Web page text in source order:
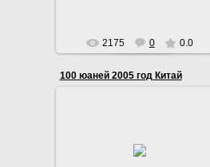
2175 0 0.0
100 юаней 2005 год Китай
Обратная сторона. Народный
дворец съездов в г. Пекине